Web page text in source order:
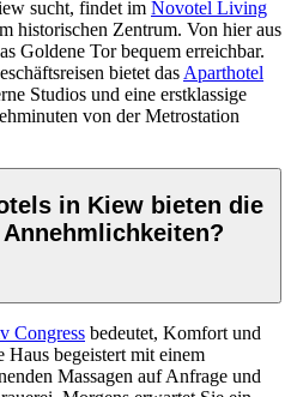
sucht, findet im Novotel Living
historischen Zentrum. Von hier aus
Goldene Tor bequem erreichbar.
bietet das Aparthotel
Studios und eine erstklassige
von der Metrostation
in Kiew bieten die
Congress bedeutet, Komfort und
begeistert mit einem
Massagen auf Anfrage und